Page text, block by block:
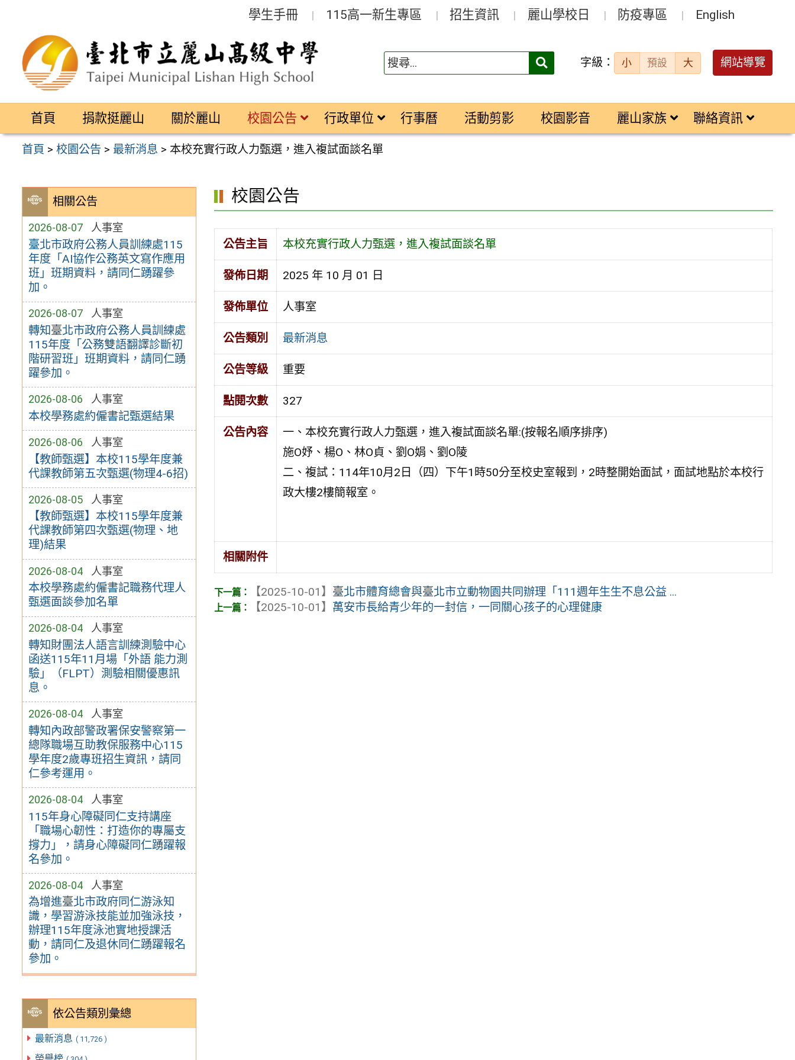
區
學生手冊 115高一新生專區 招生資訊 麗山學校日 防疫專區 English
搜
字級： 小 預設 大 網站導覽
首頁 捐款挺麗山 關於麗山 校園公告 行政單位 行事曆 活動剪影 校園影音 麗山家族 聯絡資訊
首頁 >校園公告 > 最新消息 > 本校充實行政人力甄選，進入複試面談名單
相關公告
2026-08-07 人事室
臺北市政府公務人員訓練處115
年度「AI協作公務英文寫作應用
班」班期資料，請同仁踴躍參
加。
2026-08-07 人事室
轉知臺北市政府公務人員訓練處
115年度「公務雙語翻譯診斷初
階研習班」班期資料，請同仁踴
躍參加。
2026-08-06 人事室
本校學務處約僱書記甄選結果
2026-08-06 人事室
【教師甄選】本校115學年度兼
代課教師第五次甄選(物理4-6招)
2026-08-05 人事室
【教師甄選】本校115學年度兼
代課教師第四次甄選(物理、地
理)結果
2026-08-04 人事室
本校學務處約僱書記職務代理人
甄選面談參加名單
2026-08-04 人事室
轉知財團法人語言訓練測驗中心
函送115年11月場「外語 能力測
驗」（FLPT）測驗相關優惠訊
息。
2026-08-04 人事室
轉知內政部警政署保安警察第一
總隊職場互助教保服務中心115
學年度2歲專班招生資訊，請同
仁參考運用。
2026-08-04 人事室
115年身心障礙同仁支持講座
「職場心韌性：打造你的專屬支
撐力」，請身心障礙同仁踴躍報
名參加。
2026-08-04 人事室
為增進臺北市政府同仁游泳知
識，學習游泳技能並加強泳技，
辦理115年度泳池實地授課活
動，請同仁及退休同仁踴躍報名
參加。
依公告類別彙總
最新消息 ( 11,726 )
校園公告
公告主旨 本校充實行政人力甄選，進入複試面談名單
發佈日期 2025 年 10 月 01 日
發佈單位 人事室
公告類別 最新消息
公告等級 重要
點閱次數 327
公告內容
一、本校充實行政人力甄選，進入複試面談名單:(按報名順序排序)
施O妤、楊O、林O貞、劉O娟、劉O陵
二、複試：114年10月2日（四）下午1時50分至校史室報到，2時整開始面試，面試地點於本校行
政大樓2樓簡報室。
相關附件
【2025-10-01】 臺北市體育總會與臺北市立動物園共同辦理「111週年生生不息公益 ...
【2025-10-01】 萬安市長給青少年的一封信，一同關心孩子的心理健康